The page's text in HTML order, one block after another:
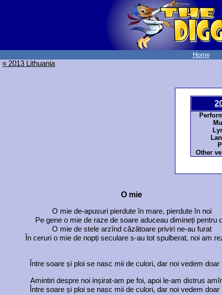
Home
« 2013 Lithuania
Other
O mie
O mie de-apusuri pierdute în mare, pierdute în noi
Pe gene o mie de raze de soare aduceau dimineți pentru
O mie de stele arzînd căzătoare priviri ne-au furat
În ceruri o mie de nopți seculare s-au tot spulberat, noi am
Între soare și ploi se nasc mii de culori, dar noi vedem doar
Amintiri despre noi inșirat-am pe foi, apoi le-am distrus
Între soare și ploi se nasc mii de culori, dar noi vedem doar